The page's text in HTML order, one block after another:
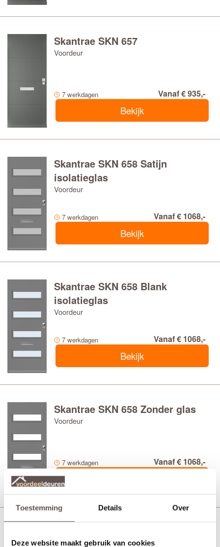
Toestemming Details Over
Deze website maakt gebruik van cookies
Skantrae SKN 657
Voordeur
7 werkdagen Vanaf € 935,-
Bekijk
Skantrae SKN 658 Satijn
isolatieglas
Voordeur
7 werkdagen Vanaf € 1068,-
Bekijk
Skantrae SKN 658 Blank
isolatieglas
Voordeur
7 werkdagen Vanaf € 1068,-
Bekijk
Skantrae SKN 658 Zonder glas
Voordeur
7 werkdagen Vanaf € 1068,-